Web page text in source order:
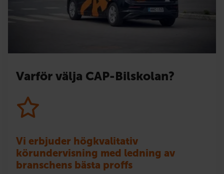
Varför välja CAP-Bilskolan?
Vi erbjuder högkvalitativ
körundervisning med ledning av
branschens bästa proffs